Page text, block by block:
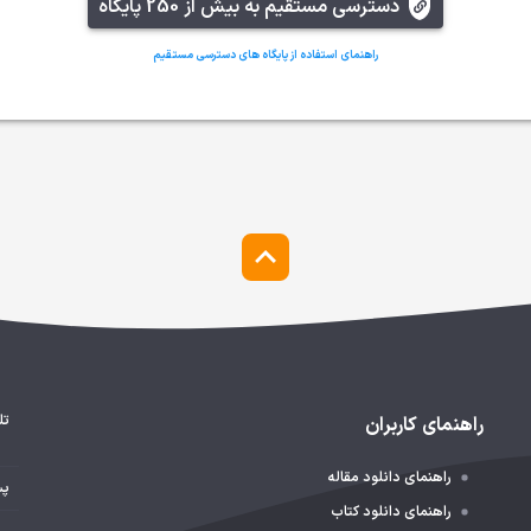
دسترسی مستقیم به بیش از 250 پایگاه
راهنمای استفاده از پایگاه های دسترسی مستقیم
راهنمای کاربران
راهنمای دانلود مقاله
راهنمای دانلود کتاب